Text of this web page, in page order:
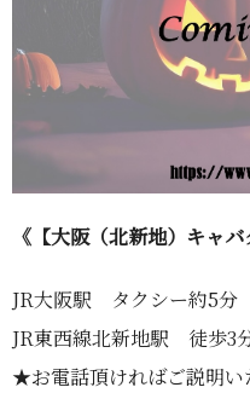
《【大阪（北新地）キャ
JR大阪駅 タクシー約5分
JR東西線北新地駅 徒歩3
★お電話頂ければご説明